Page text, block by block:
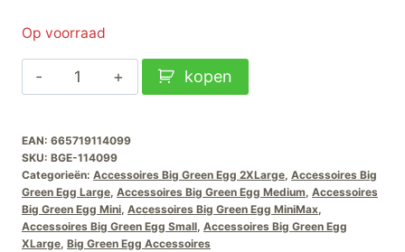
Op voorraad
Big
Green
Meat
Claws-
2x
aantal
kopen
EAN: 665719114099
SKU: BGE-114099
Categorieën: Accessoires Big Green Egg 2XLarge, Accessoires Big
Green Egg Large, Accessoires Big Green Egg Medium, Accessoires
Big Green Egg Mini, Accessoires Big Green Egg MiniMax,
Accessoires Big Green Egg Small, Accessoires Big Green Egg
XLarge, Big Green Egg Accessoires